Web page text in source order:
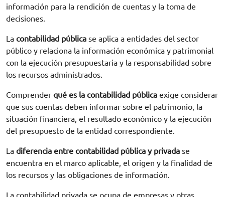
información para la rendición de cuentas y la toma de
decisiones.
La contabilidad pública se aplica a entidades del sector
público y relaciona la información económica y patrimonial
con la ejecución presupuestaria y la responsabilidad sobre
los recursos administrados.
Comprender qué es la contabilidad pública exige considerar
que sus cuentas deben informar sobre el patrimonio, la
situación financiera, el resultado económico y la ejecución
del presupuesto de la entidad correspondiente.
La diferencia entre contabilidad pública y privada se
encuentra en el marco aplicable, el origen y la finalidad de
los recursos y las obligaciones de información.
La contabilidad privada se ocupa de empresas y otras